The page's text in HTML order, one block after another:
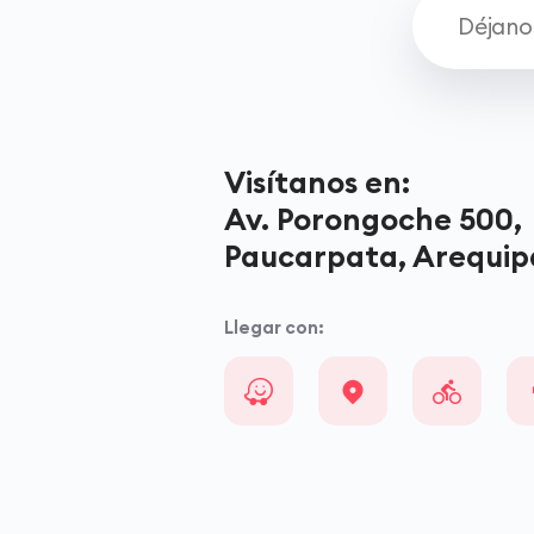
Visítanos en:
Av. Porongoche 500,
Paucarpata,
Llegar con: